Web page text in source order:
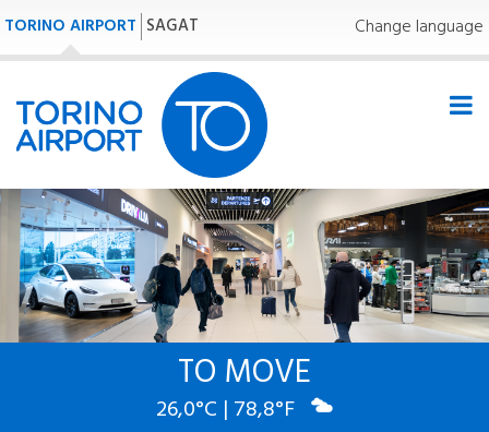
TORINO AIRPORT SAGAT Change language
TO MOVE
26,0°C | 78,8°F